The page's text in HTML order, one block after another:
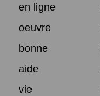
en ligne
oeuvre
bonne
aide
vie